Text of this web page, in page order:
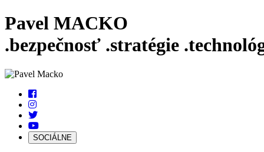
Pavel MACKO
.bezpečnosť .stratégie
SOCIÁLNE